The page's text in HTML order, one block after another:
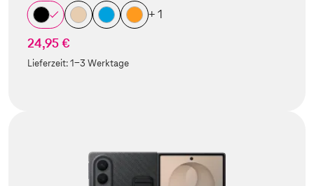
+ 1
24,95 €
Lieferzeit:1-3 Werktage